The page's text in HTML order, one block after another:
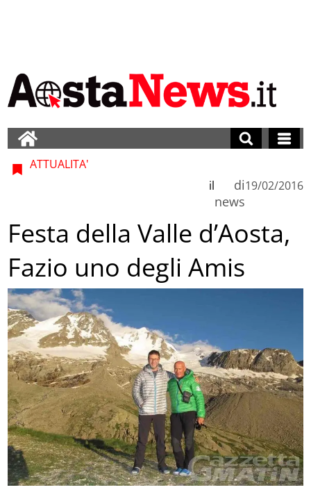
ATTUALITA'
di
news
il 19/02/2016
Festa della Valle d’Aosta,
Fazio uno degli Amis